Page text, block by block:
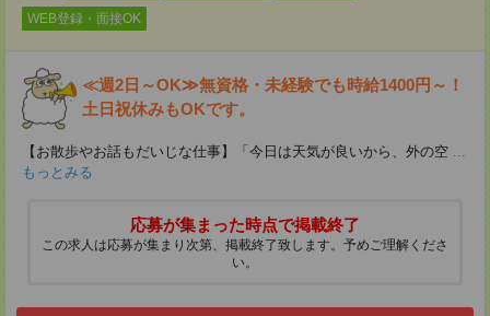
WEB登録・面接OK
≪週2日～OK≫無資格・未経験でも時給1400円～！
土日祝休みもOKです。
【お散歩やお話もだいじな仕事】「今日は天気が良いから、外の空 ...
もっとみる
応募が集まった時点で掲載終了
この求人は応募が集まり次第、掲載終了致します。予めご理解くださ
い。